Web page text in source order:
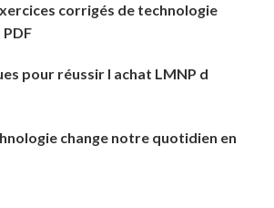
corrigés de technologie
pour réussir l achat LMNP d
change notre quotidien en